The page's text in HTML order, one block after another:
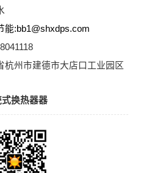
能:bb1@shxdps.com
杭州市建德市大店口工业园区
换热器器